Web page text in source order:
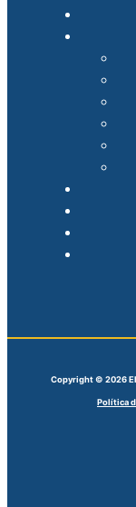
Copyright © 2026
Política